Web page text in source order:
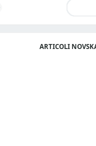
ARTICOLI